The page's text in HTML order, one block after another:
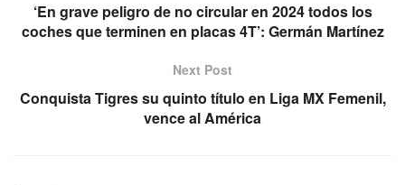
‘En grave peligro de no circular en 2024 todos los
coches que terminen en placas 4T’: Germán Martínez
Next Post
Conquista Tigres su quinto título en Liga MX Femenil,
vence al América